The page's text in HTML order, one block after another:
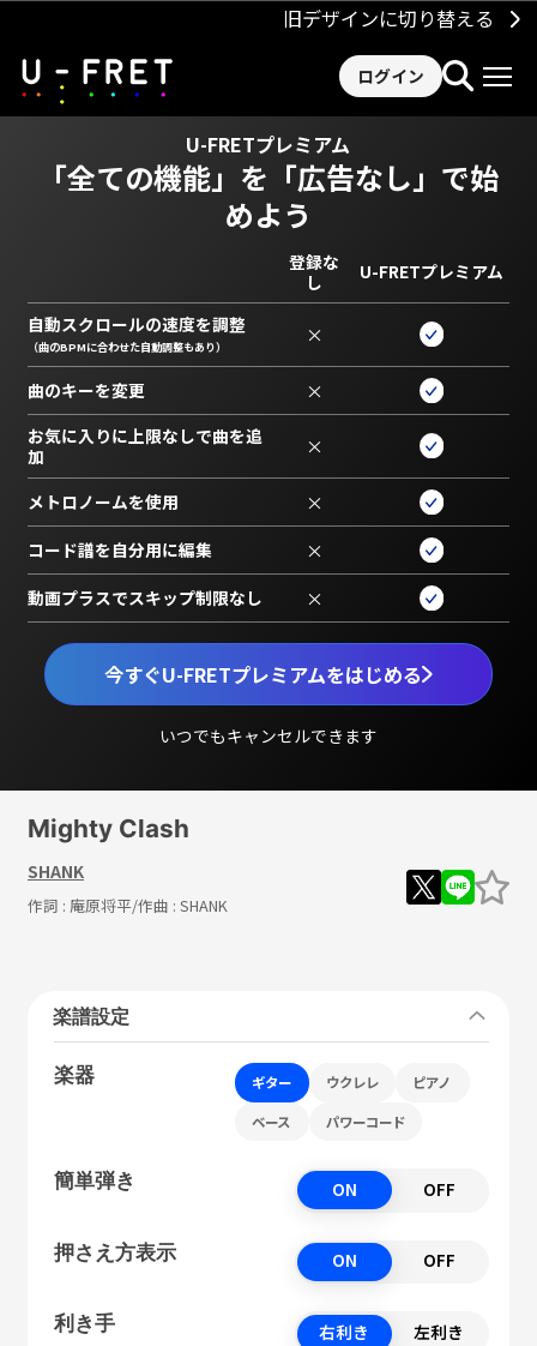
旧デザインに切り替える
ログイン
U-FRETプレミアム
「全ての機能」を 「広告なし」で始
めよう
今すぐU-FRETプレミアムをはじめる
いつでもキャンセルできます
登録な
し
U-FRETプレミアム
自動スクロールの速度を調整
（曲のBPMに合わせた自動調整もあり） ×
曲のキーを変更 ×
お気に入りに上限なしで曲を追
加
×
メトロノームを使用 ×
コード譜を自分用に編集 ×
動画プラスでスキップ制限なし ×
Mighty Clash
SHANK
作詞 : 庵原将平/作曲 : SHANK
楽譜設定
楽器 ギター ウクレレ ピアノ
ベース パワーコード
簡単弾き ON OFF
押さえ方表示 ON OFF
利き手 右利き 左利き